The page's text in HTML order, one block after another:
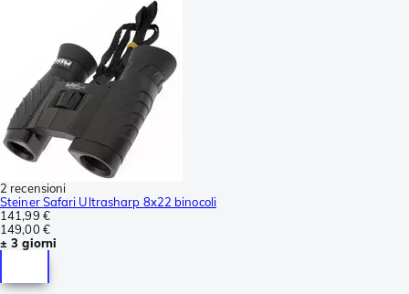
2 recensioni
Steiner Safari Ultrasharp 8x22 binocoli
141,99 €
149,00 €
± 3 giorni